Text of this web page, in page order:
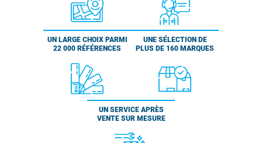
UN LARGE CHOIX PARMI
22 000 RÉFÉRENCES
UNE SÉLECTION DE
PLUS DE 160 MARQUES
UN SERVICE APRÈS
VENTE SUR MESURE